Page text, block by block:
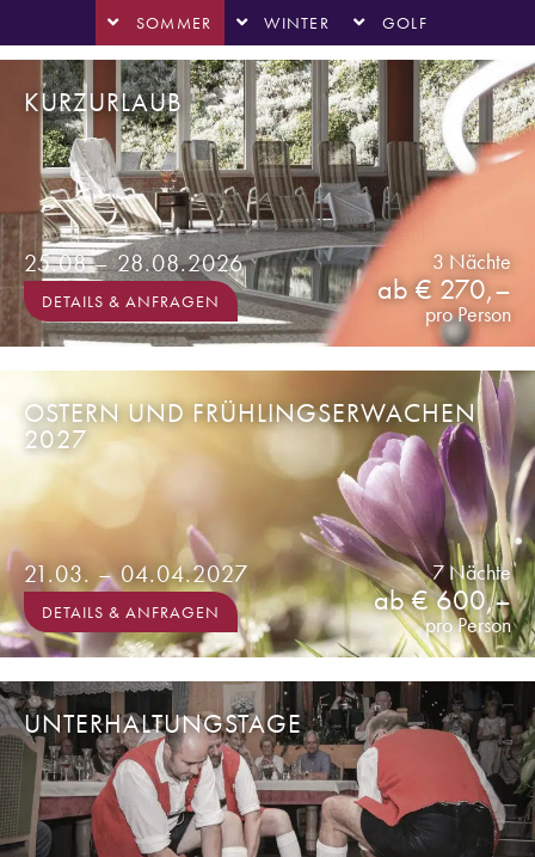
SOMMER WINTER GOLF
pro Person
ab € 270,–
3 Nächte
DETAILS & ANFRAGEN
25.08 – 28.08.2026
KURZURLAUB
pro Person
ab € 600,–
7 Nächte
DETAILS & ANFRAGEN
21.03. – 04.04.2027
OSTERN UND FRÜHLINGSERWACHEN
2027
UNTERHALTUNGSTAGE